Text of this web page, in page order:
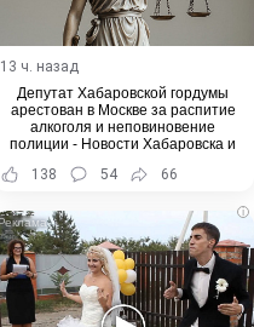
13 ч. назад
Депутат Хабаровской гордумы
арестован в Москве за распитие
алкоголя и неповиновение
полиции - Новости Хабаровска и
138 54 66
i